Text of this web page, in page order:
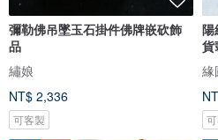
彌勒佛吊墜玉石掛件佛牌嵌砍飾
品
繡娘
NT$ 2,336
可客製
陽
貨
緣